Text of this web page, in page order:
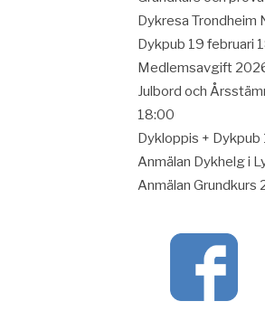
Dykresa Trondheim
Dykpub 19 februari
Medlemsavgift
Julbord och
18:00
Dykloppis +
Anmälan Dykhelg i
Anmälan Grundkurs